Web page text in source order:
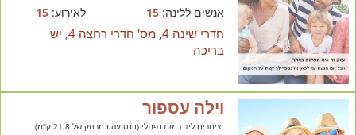
אנשים ללינה:15 לאירוע:15
חדרי שינה 4, מס' חדרי רחצה 4, יש
בריכה
וילה עספור
צימרים ליד רמות נפתלי (בנטועה במרחק של 21.8 ק"מ)